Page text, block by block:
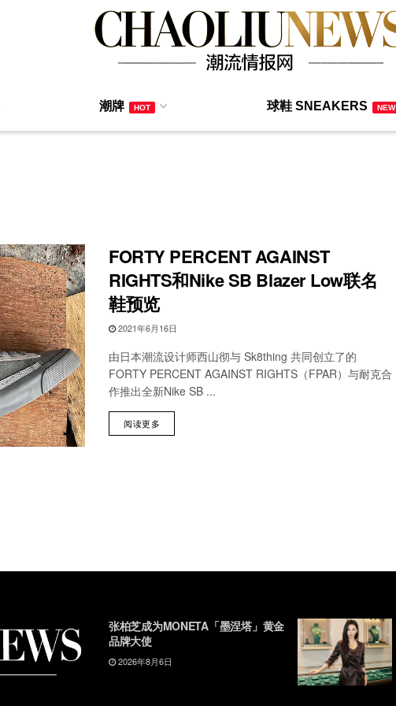
潮牌 HOT 球鞋 SNEAKERS NEW
FORTY PERCENT AGAINST
RIGHTS和Nike SB Blazer Low联名
鞋预览
2021年6月16日
由日本潮流设计师西山彻与 Sk8thing 共同创立了的
FORTY PERCENT AGAINST RIGHTS（FPAR）与耐克合
作推出全新Nike SB ...
阅读更多
张柏芝成为MONETA「墨涅塔」黄金
品牌大使
2026年8月6日